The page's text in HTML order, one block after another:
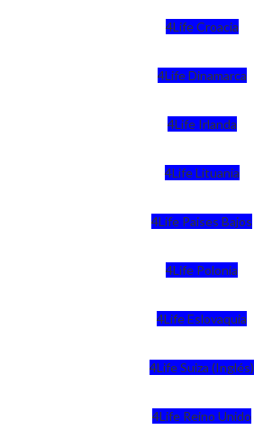
4Life Croacia
4Life Dinamarca
4Life Irlanda
4Life Lituania
4Life Paises Bajos
4Life Polonia
4Life Eslovaquia
4Life Suiza (Inglés)
4Life Reino Unido